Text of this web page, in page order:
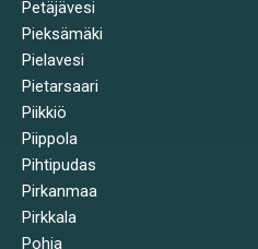
Petäjävesi
Pieksämäki
Pielavesi
Pietarsaari
Piikkiö
Piippola
Pihtipudas
Pirkanmaa
Pirkkala
Pohja